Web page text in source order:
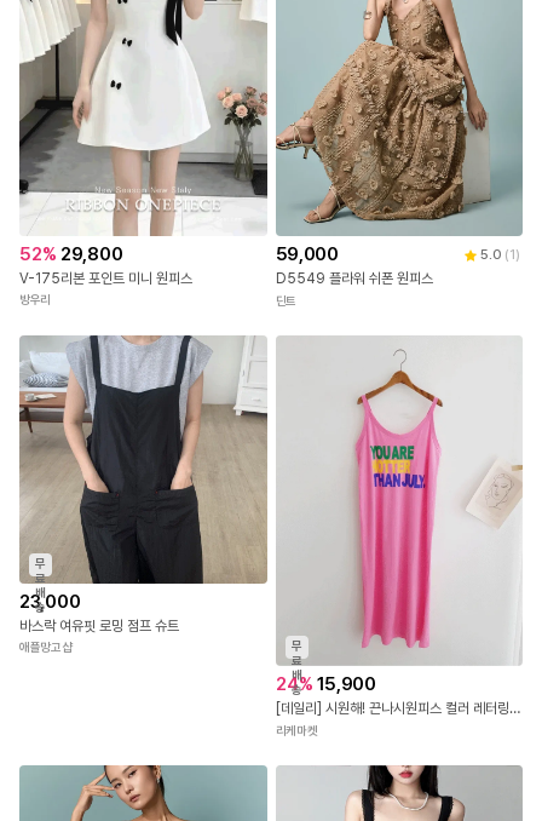
52% 29,800
V-175리본 포인트 미니 원피스
방우리
59,000 5.0 (1 )
D5549 플라워 쉬폰 원피스
딘트
무
료
배
송
23,000
바스락 여유핏 로밍 점프 슈트
애플망고샵
무
료
배
송
24% 15,900
[데일리] 시원해! 끈나시원피스 컬러 레터링 프린트 나시롱원피스 홈웨어원피스 휴양지룩 바캉스룩 수영장 비치웨어 비치원피스 썸머원피스 여름원피스 나시원피스 수영복커버업
리케마켓